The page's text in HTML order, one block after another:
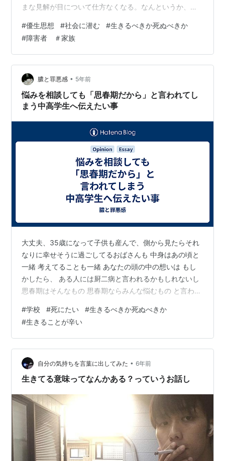
まな見解が目について仕方なくなる。なんというか、こ
ような顔で語ることができるのだ。たとえば、昨今のタ
リバン政権の行先を歴史的背景を元にしながら論じよ、
とか、iPS細胞の課題と将来展望を医学専門用語を用いて
述べよ、みたいな話だったら、黙る、というか黙らざる
を得なくなっちゃうような一般人も、こういった倫理的
な話になると饒舌になる。きっと、こういった…
#優生思想 #社会に潜む #生きるべきか死ぬべきか
#障害者 ＃家族
膿と罪悪感 • 5年前
悩みを相談しても「思春期だから」と言われてし
まう中高学生へ伝えたい事
大丈夫、35歳になって子供も産んで、側から見たらそれ
なりに幸せそうに過ごしてるおばさんも 中身はあの頃と
一緒 考えてることも一緒 あなたの頭の中の想いは もし
かしたら、 ある人には厨二病と言われるかもしれないし
思春期はそんなもの 思春期ならみんな悩むもの と言われ
は本物だし 現に思春期とっくに過ぎ去ったおばさんにも
厨二病と言われるものと同じことが起きてる ということ
は、あなたの悩みは思春期だから で、片付けていいもの
じゃない でも、一つ言いたいのは いつか、あなたのその
想い わかってくれる人 は、現れないということ。 だか
ら、今のその想い…
#学校 #死にたい #生きるべきか死ぬべきか
#生きることが辛い
自分の気持ちを言葉に出してみた • 6年前
生きてる意味ってなんかある？っていうお話し